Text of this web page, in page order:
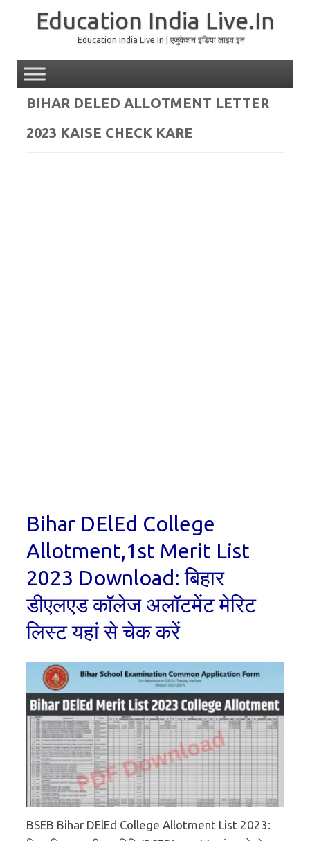
Education India Live.In
Education India Live.In | एजुकेशन इंडिया लाइव.इन
BIHAR DELED ALLOTMENT LETTER
2023 KAISE CHECK KARE
Bihar DElEd College
Allotment,1st Merit List
2023 Download: बिहार
डीएलएड कॉलेज अलॉटमेंट मेरिट
लिस्ट यहां से चेक करें
BSEB Bihar DElEd College Allotment List 2023: